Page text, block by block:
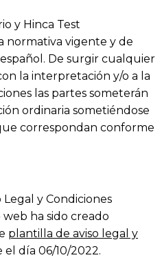
y Hinca Test
normativa vigente y de
De surgir cualquier
la interpretación y/o a la
las partes someterán
ordinaria sometiéndose
correspondan conforme
y Condiciones
ha sido creado
plantilla de aviso legal y
el día 06/10/2022.